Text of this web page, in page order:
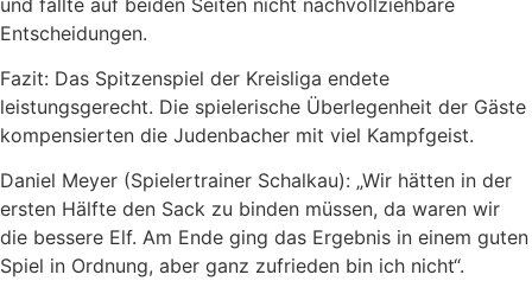
Entscheidungen.
Fazit: Das Spitzenspiel der Kreisliga endete
leistungsgerecht. Die spielerische Überlegenheit der Gäste
kompensierten die Judenbacher mit viel Kampfgeist.
Daniel Meyer (Spielertrainer Schalkau): „Wir hätten in der
ersten Hälfte den Sack zu binden müssen, da waren wir
die bessere Elf. Am Ende ging das Ergebnis in einem guten
Spiel in Ordnung, aber ganz zufrieden bin ich nicht“.